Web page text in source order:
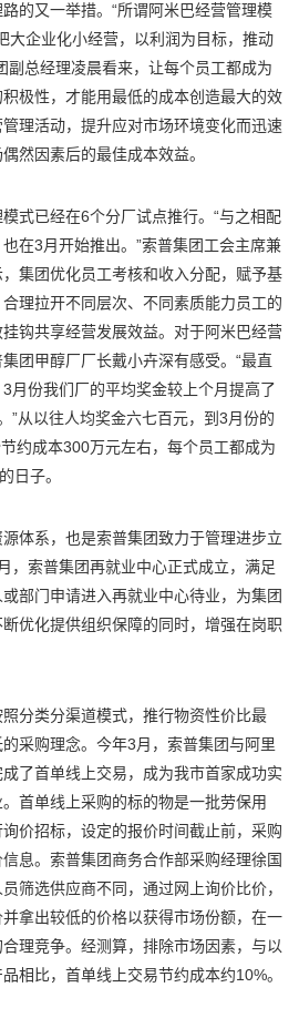
的又一举措。“所谓阿米巴经营管理模
大企业化小经营，以利润为目标，推动
副总经理凌晨看来，让每个员工都成为
极性，才能用最低的成本创造最大的效
理活动，提升应对市场环境变化而迅速
然因素后的最佳成本效益。
式已经在6个分厂试点推行。“与之相配
在3月开始推出。”索普集团工会主席兼
集团优化员工考核和收入分配，赋予基
理拉开不同层次、不同素质能力员工的
钩共享经营发展效益。对于阿米巴经营
团甲醇厂厂长戴小卉深有感受。“最直
月份我们厂的平均奖金较上个月提高了
”从以往人均奖金六七百元，到3月份的
约成本300万元左右，每个员工都成为
日子。
体系，也是索普集团致力于管理进步立
，索普集团再就业中心正式成立，满足
部门申请进入再就业中心待业，为集团
优化提供组织保障的同时，增强在岗职
分类分渠道模式，推行物资性价比最
采购理念。今年3月，索普集团与阿里
了首单线上交易，成为我市首家成功实
首单线上采购的标的物是一批劳保用
价招标，设定的报价时间截止前，采购
息。索普集团商务合作部采购经理徐国
筛选供应商不同，通过网上询价比价，
拿出较低的价格以获得市场份额，在一
理竞争。经测算，排除市场因素，与以
相比，首单线上交易节约成本约10%。